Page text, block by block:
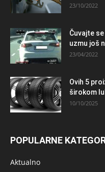
23/10/2022
Čuvajte
uzmu još
23/04/2022
Ovih 5
širokom
10/10/2025
POPULARNE
Aktualno